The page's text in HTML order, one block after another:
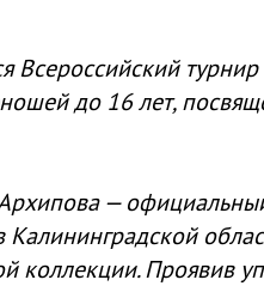
Всероссийский
до 16 лет,
—
Калининградской
коллекции. Проявив